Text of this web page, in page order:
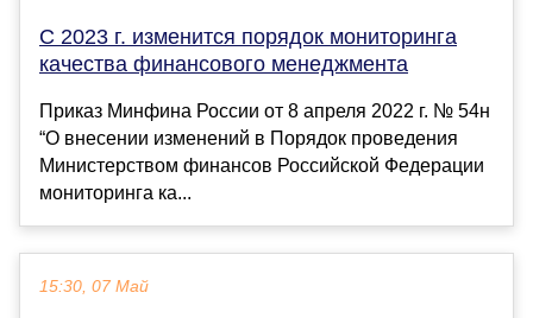
С 2023 г. изменится порядок мониторинга
качества финансового менеджмента
Приказ Минфина России от 8 апреля 2022 г. № 54н
“О внесении изменений в Порядок проведения
Министерством финансов Российской Федерации
мониторинга ка...
15:30, 07 Май